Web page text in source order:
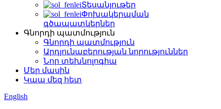
Տեսանյութեր
Փոխակերպման
գծապատկերներ
Գնորդի պատմություն
Գնորդի պատմություն
Արդյունաբերության նորություններ
Նոր տեխնոլոգիա
Մեր մասին
Կապ մեզ հետ
English